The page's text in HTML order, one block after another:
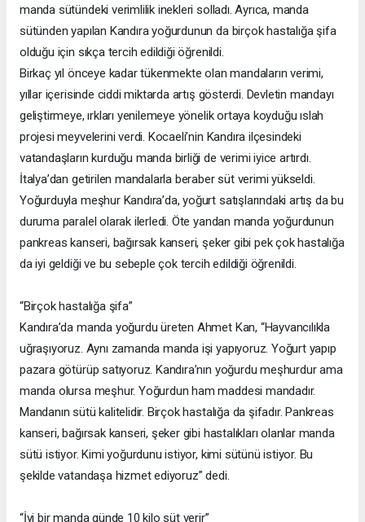
manda sütündeki verimlilik inekleri solladı. Ayrıca, manda
sütünden yapılan Kandıra yoğurdunun da birçok hastalığa şifa
olduğu için sıkça tercih edildiği öğrenildi.
Birkaç yıl önceye kadar tükenmekte olan mandaların verimi,
yıllar içerisinde ciddi miktarda artış gösterdi. Devletin mandayı
geliştirmeye, ırkları yenilemeye yönelik ortaya koyduğu ıslah
projesi meyvelerini verdi. Kocaeli’nin Kandıra ilçesindeki
vatandaşların kurduğu manda birliği de verimi iyice artırdı.
İtalya’dan getirilen mandalarla beraber süt verimi yükseldi.
Yoğurduyla meşhur Kandıra’da, yoğurt satışlarındaki artış da bu
duruma paralel olarak ilerledi. Öte yandan manda yoğurdunun
pankreas kanseri, bağırsak kanseri, şeker gibi pek çok hastalığa
da iyi geldiği ve bu sebeple çok tercih edildiği öğrenildi.
“Birçok hastalığa şifa”
Kandıra’da manda yoğurdu üreten Ahmet Kan, “Hayvancılıkla
uğraşıyoruz. Aynı zamanda manda işi yapıyoruz. Yoğurt yapıp
pazara götürüp satıyoruz. Kandıra’nın yoğurdu meşhurdur ama
manda olursa meşhur. Yoğurdun ham maddesi mandadır.
Mandanın sütü kalitelidir. Birçok hastalığa da şifadır. Pankreas
kanseri, bağırsak kanseri, şeker gibi hastalıkları olanlar manda
sütü istiyor. Kimi yoğurdunu istiyor, kimi sütünü istiyor. Bu
şekilde vatandaşa hizmet ediyoruz” dedi.
“İyi bir manda günde 10 kilo süt verir”